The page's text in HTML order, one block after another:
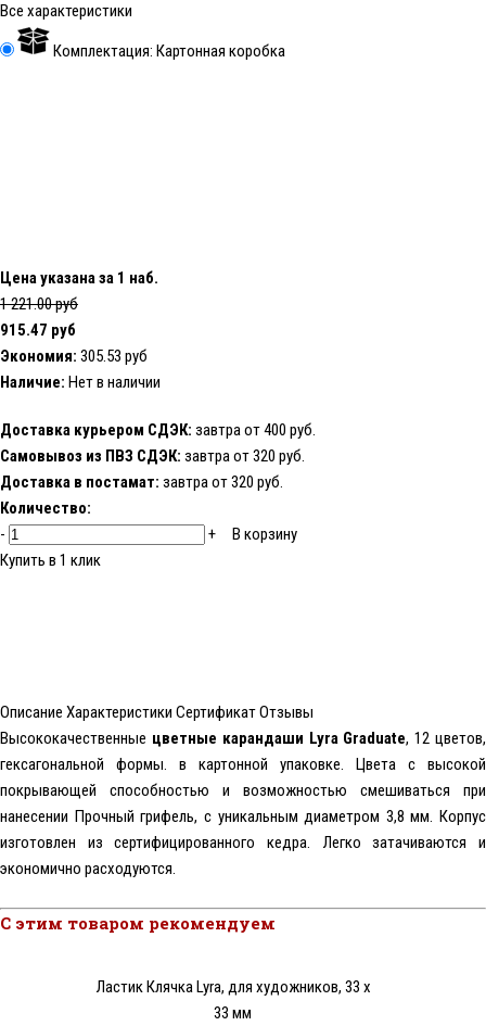
Все характеристики
Комплектация: Картонная коробка
Цена указана за 1 наб.
1 221.00 руб
915.47 руб
Экономия: 305.53 руб
Наличие: Нет в наличии
Доставка курьером СДЭК: завтра от 400 руб.
Самовывоз из ПВЗ СДЭК: завтра от 320 руб.
Доставка в постамат: завтра от 320 руб.
Количество:
-
+
В корзину
Купить в 1 клик
Описание Характеристики СертификатОтзывы
Высококачественные цветные карандаши Lyra Graduate, 12 цветов,
гексагональной формы. в картонной упаковке. Цвета с высокой
покрывающей способностью и возможностью смешиваться при
нанесении Прочный грифель, с уникальным диаметром 3,8 мм. Корпус
изготовлен из сертифицированного кедра. Легко затачиваются и
экономично расходуются.
С этим товаром рекомендуем
Ластик Клячка Lyra, для художников, 33 x
33 мм